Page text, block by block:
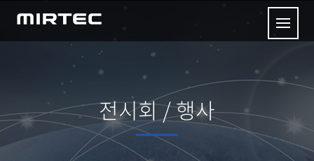
전시회 / 행사